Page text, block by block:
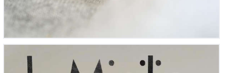
Lip, Minilip Mécanique, montre pédagogique